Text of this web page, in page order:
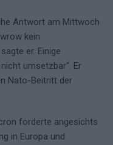
Antwort am Mittwoch
kein
er. Einige
umsetzbar“. Er
Nato-Beitritt der
forderte angesichts
in Europa und